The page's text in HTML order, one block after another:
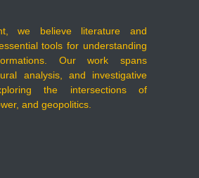
we believe literature and
tools for understanding
Our work spans
analysis, and investigative
the intersections of
and geopolitics.